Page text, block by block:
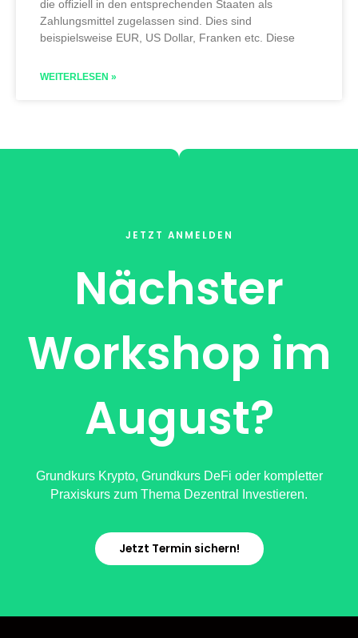
die offiziell in den entsprechenden Staaten als
Zahlungsmittel zugelassen sind. Dies sind
beispielsweise EUR, US Dollar, Franken etc. Diese
WEITERLESEN »
JETZT ANMELDEN
Nächster
Workshop im
August?
Grundkurs Krypto, Grundkurs DeFi oder kompletter
Praxiskurs zum Thema Dezentral Investieren.
Jetzt Termin sichern!